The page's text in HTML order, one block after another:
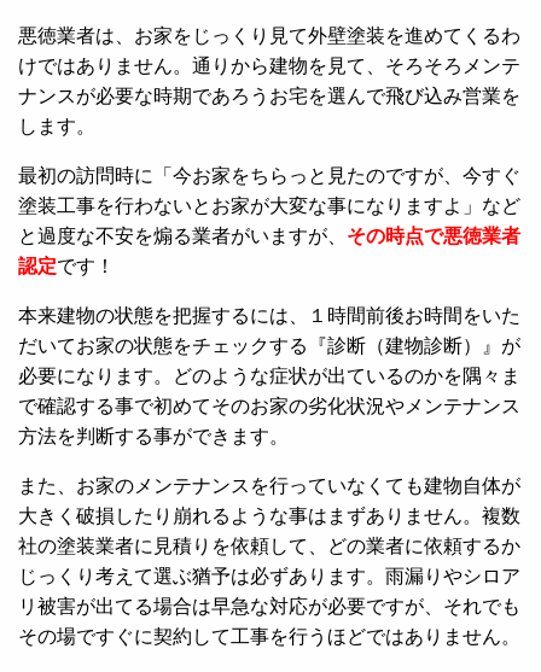
悪徳業者は、お家をじっくり見て外壁塗装を進めてくるわ
けではありません。通りから建物を見て、そろそろメンテ
ナンスが必要な時期であろうお宅を選んで飛び込み営業を
します。
最初の訪問時に「今お家をちらっと見たのですが、今すぐ
塗装工事を行わないとお家が大変な事になりますよ」など
と過度な不安を煽る業者がいますが、 その時点で悪徳業者
認定です！
本来建物の状態を把握するには、１時間前後お時間をいた
だいてお家の状態をチェックする『診断（建物診断）』が
必要になります。どのような症状が出ているのかを隅々ま
で確認する事で初めてそのお家の劣化状況やメンテナンス
方法を判断する事ができます。
また、お家のメンテナンスを行っていなくても建物自体が
大きく破損したり崩れるような事はまずありません。複数
社の塗装業者に見積りを依頼して、どの業者に依頼するか
じっくり考えて選ぶ猶予は必ずあります。雨漏りやシロア
リ被害が出てる場合は早急な対応が必要ですが、それでも
その場ですぐに契約して工事を行うほどではありません。